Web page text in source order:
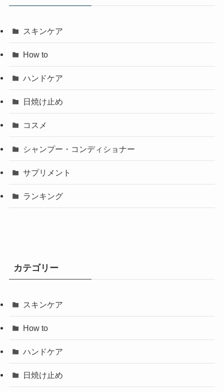
スキンケア
How to
ハンドケア
日焼け止め
コスメ
シャンプー・コンディショナー
サプリメント
ランキング
カテゴリー
スキンケア
How to
ハンドケア
日焼け止め